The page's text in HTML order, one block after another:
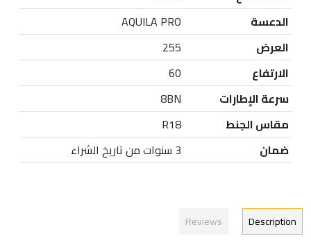
الدعسة
AQUILA PRO
العرض
255
الارتفاع
60
سرعة الإطارات
8BN
مقاس الجنط
R18
ضمان
3 سنوات من تاريخ الشراء
Description
Reviews